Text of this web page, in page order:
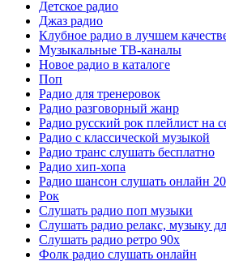
Детское радио
Джаз радио
Клубное радио в лучшем
Музыкальные ТВ-каналы
Новое радио в каталоге
Поп
Радио для тренеровок
Радио разговорный жанр
Радио русский рок плейлист на
Радио с классической музыкой
Радио транс слушать бесплатно
Радио хип-хопа
Радио шансон слушать онлайн
Рок
Слушать радио поп музыки
Слушать радио релакс, музыку
Слушать радио ретро 90х
Фолк радио слушать онлайн